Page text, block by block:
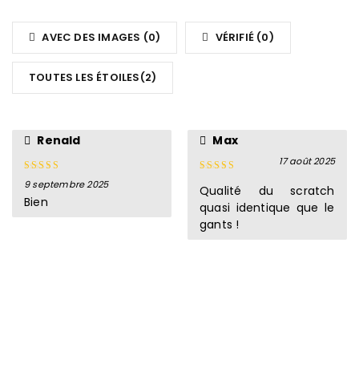
soutiendront à chaque coup.
N’attendez plus, procurez-vous vosbandagesAZ BOXING dès
aujourd’hui et améliorez vos performances sur le ring !
Découvrez également le nouveau
1
sur
5
AVEC DES IMAGES (0) VÉRIFIÉ (0)
TOUTES LES ÉTOILES(2)
Renald
Note4
sur 5
9 septembre 2025
Bien
Max
Note5 sur
5
17 août 2025
Qualité du scratch
quasi identique que le
gants !